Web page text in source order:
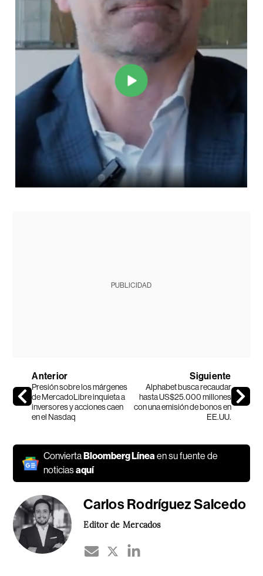
PUBLICIDAD
Anterior
Presión sobre los márgenes
de MercadoLibre inquieta a
inversores y acciones caen
en el Nasdaq
Siguiente
Alphabet busca recaudar
hasta US$25.000 millones
con una emisión de bonos en
EE.UU.
Convierta Bloomberg Líneaen su fuente de
noticiasaquí
Carlos Rodríguez Salcedo
Editor de Mercados